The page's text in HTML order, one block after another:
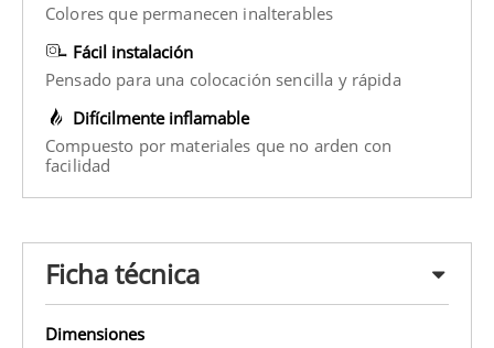
Colores que permanecen inalterables
Fácil instalación
Pensado para una colocación sencilla y rápida
Difícilmente inflamable
Compuesto por materiales que no arden con
facilidad
Ficha técnica
Dimensiones